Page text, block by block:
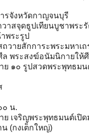
รจังหวัดกาญจนบุรี
วาสจุดธูปเทียนบูชาพระ
พระรูป
วายสักการะพระมหาเถ
ล พระสงฆ์อนัมนิกายให้
ย ๑๐ รูปสวดพระพุทธม
๐ น.
ย เจริญพระพุทธมนต์เปิ
(กงเต็กใหญ่)